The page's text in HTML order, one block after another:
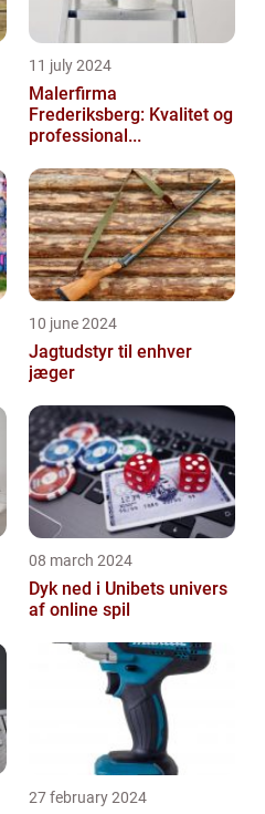
11 july 2024
Malerfirma
Frederiksberg: Kvalitet og
professional...
10 june 2024
Jagtudstyr til enhver
jæger
08 march 2024
Dyk ned i Unibets univers
af online spil
27 february 2024